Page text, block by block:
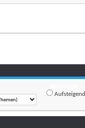
Aufsteigend